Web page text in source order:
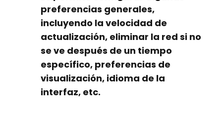
preferencias generales,
incluyendo la velocidad de
actualización, eliminar la red si no
se ve después de un tiempo
específico, preferencias de
visualización, idioma de la
interfaz, etc.